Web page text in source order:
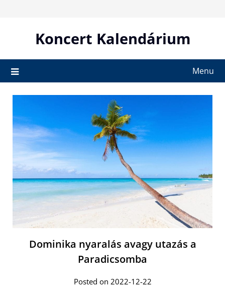
Koncert Kalendárium
Menu
Dominika nyaralás avagy utazás a
Paradicsomba
Posted on 2022-12-22